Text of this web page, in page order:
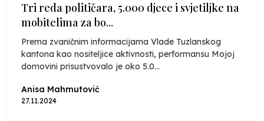
Tri reda političara, 5.000 djece i svjetiljke na
mobitelima za bo...
Prema zvaničnim informacijama Vlade Tuzlanskog
kantona kao nositeljice aktivnosti, performansu Mojoj
domovini prisustvovalo je oko 5.0...
Anisa Mahmutović
27.11.2024